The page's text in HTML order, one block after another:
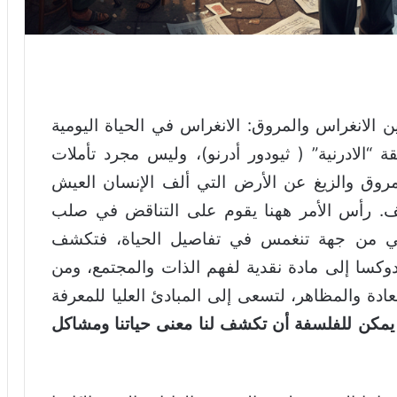
والمروق: الانغراس في الحياة اليومية
“الادرنية” ( ثيودور أدرنو)، وليس مجرد تأملات
والزيغ عن الأرض التي ألف الإنسان العيش
رأس الأمر ههنا يقوم على التناقض في صلب
فهي من جهة تنغمس في تفاصيل الحياة، فتكشف
إلى مادة نقدية لفهم الذات والمجتمع، ومن
والمظاهر، لتسعى إلى المبادئ العليا للمعرفة
للفلسفة أن تكشف لنا معنى حياتنا ومشاكل